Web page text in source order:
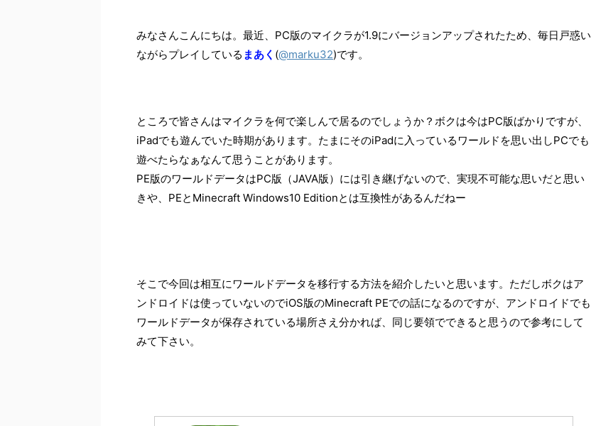
みなさんこんにちは。最近、PC版のマイクラが1.9にバージョンアップされたため、毎日戸惑い
ながらプレイしている まあく (@marku32)です。
ところで皆さんはマイクラを何で楽しんで居るのでしょうか？ボクは今はPC版ばかりですが、
iPadでも遊んでいた時期があります。たまにそのiPadに入っているワールドを思い出しPCでも
遊べたらなぁなんて思うことがあります。
PE版のワールドデータはPC版（JAVA版）には引き継げないので、実現不可能な思いだと思い
きや、PEとMinecraft Windows10 Editionとは互換性があるんだねー
そこで今回は相互にワールドデータを移行する方法を紹介したいと思います。ただしボクはア
ンドロイドは使っていないのでiOS版のMinecraft PEでの話になるのですが、アンドロイドでも
ワールドデータが保存されている場所さえ分かれば、同じ要領でできると思うので参考にして
みて下さい。